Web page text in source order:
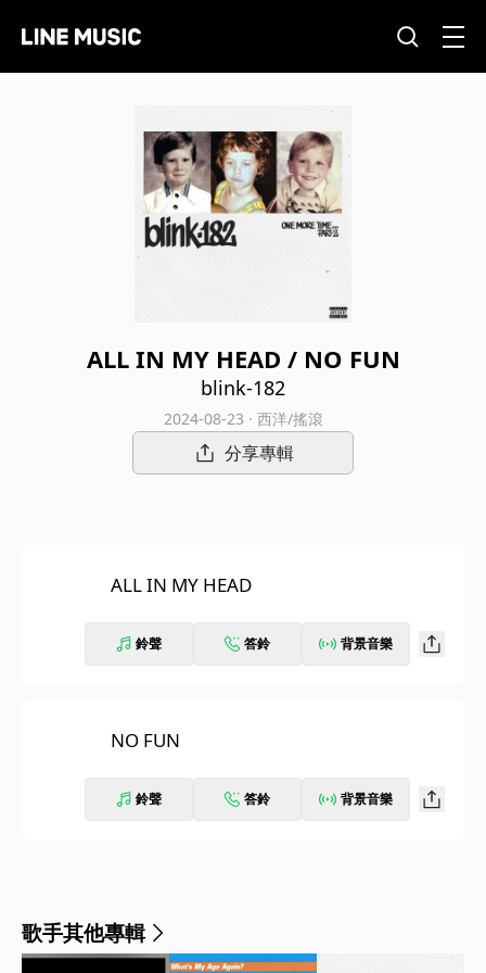
ALL IN MY HEAD / NO FUN
blink-182
2024-08-23 · 西洋/搖滾
分享專輯
ALL IN MY HEAD
鈴聲 答鈴 背景音樂
NO FUN
鈴聲 答鈴 背景音樂
歌手其他專輯